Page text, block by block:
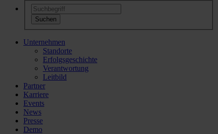
Unternehmen
Standorte
Erfolgsgeschichte
Verantwortung
Leitbild
Partner
Karriere
Events
News
Presse
Demo